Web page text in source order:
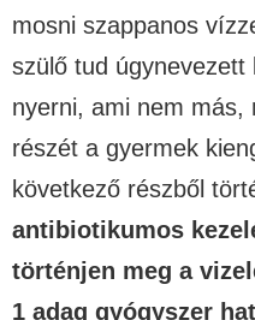
mosni szappanos
szülő tud úgynevezett
nyerni, ami nem más,
részét a gyermek
következő részből
antibiotikumos
történjen meg a
1 adag gyógyszer